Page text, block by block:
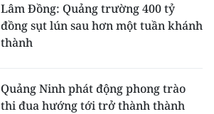
Lâm Đồng: Quảng trường 400 tỷ
đồng sụt lún sau hơn một tuần khánh
thành
Quảng Ninh phát động phong trào
thi đua hướng tới trở thành thành